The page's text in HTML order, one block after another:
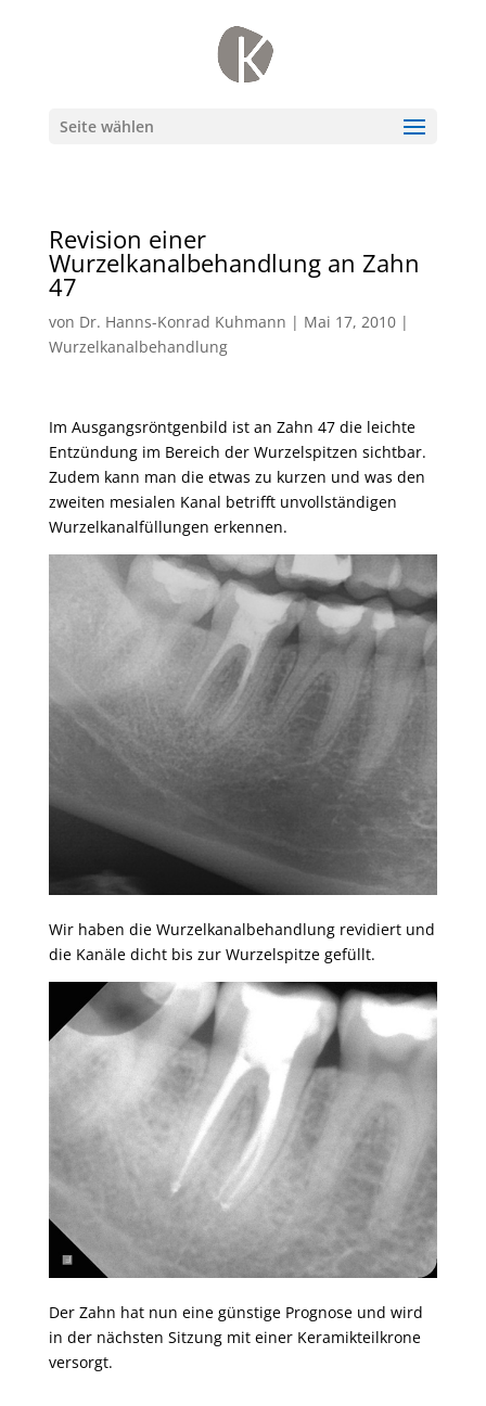
Seite wählen
Revision einer
Wurzelkanalbehandlung an Zahn
47
von Dr. Hanns-Konrad Kuhmann | Mai 17, 2010|
Wurzelkanalbehandlung
Im Ausgangsröntgenbild ist an Zahn 47 die leichte
Entzündung im Bereich der Wurzelspitzen sichtbar.
Zudem kann man die etwas zu kurzen und was den
zweiten mesialen Kanal betrifft unvollständigen
Wurzelkanalfüllungen erkennen.
Wir haben die Wurzelkanalbehandlung revidiert und
die Kanäle dicht bis zur Wurzelspitze gefüllt.
Der Zahn hat nun eine günstige Prognose und wird
in der nächsten Sitzung mit einer Keramikteilkrone
versorgt.